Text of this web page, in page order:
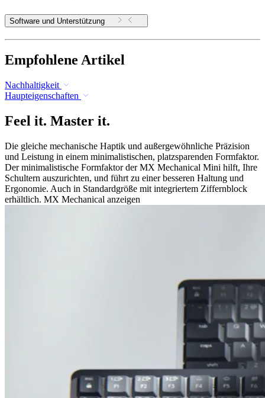
Software und Unterstützung
Empfohlene Artikel
Nachhaltigkeit
Haupteigenschaften
Feel it. Master it.
Die gleiche mechanische Haptik und außergewöhnliche Präzision
und Leistung in einem minimalistischen, platzsparenden Formfaktor.
Der minimalistische Formfaktor der MX Mechanical Mini hilft, Ihre
Schultern auszurichten, und führt zu einer besseren Haltung und
Ergonomie. Auch in Standardgröße mit integriertem Ziffernblock
erhältlich. MX Mechanical anzeigen